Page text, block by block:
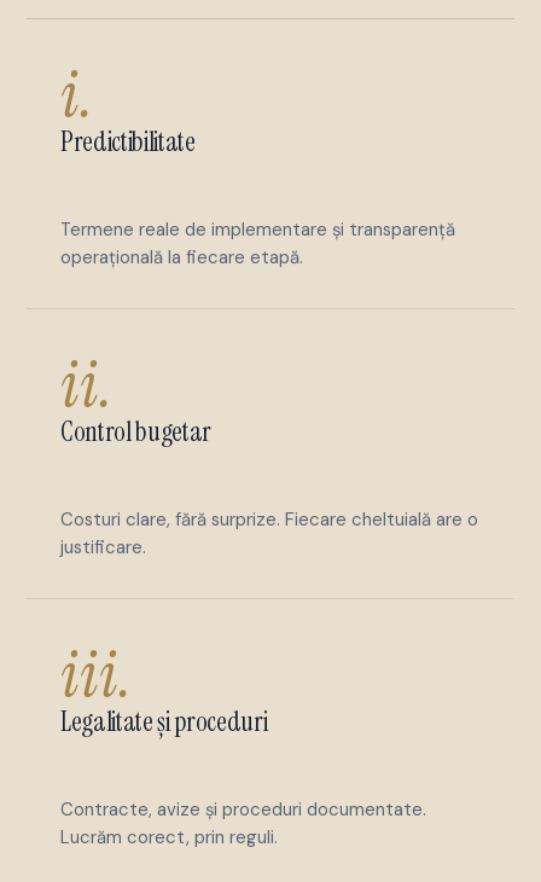
i.
Predictibilitate
Termene reale de implementare și transparență
operațională la fiecare etapă.
ii.
Control bugetar
Costuri clare, fără surprize. Fiecare cheltuială are o
justificare.
iii.
Legalitate și proceduri
Contracte, avize și proceduri documentate.
Lucrăm corect, prin reguli.